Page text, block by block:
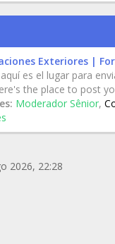
Exteriores |
es el lugar para
the place to post
Moderador Sênior,
2026, 22:28